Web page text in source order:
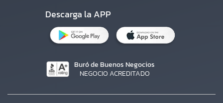
Descarga la APP
Buró de Buenos Negocios
NEGOCIO ACREDITADO